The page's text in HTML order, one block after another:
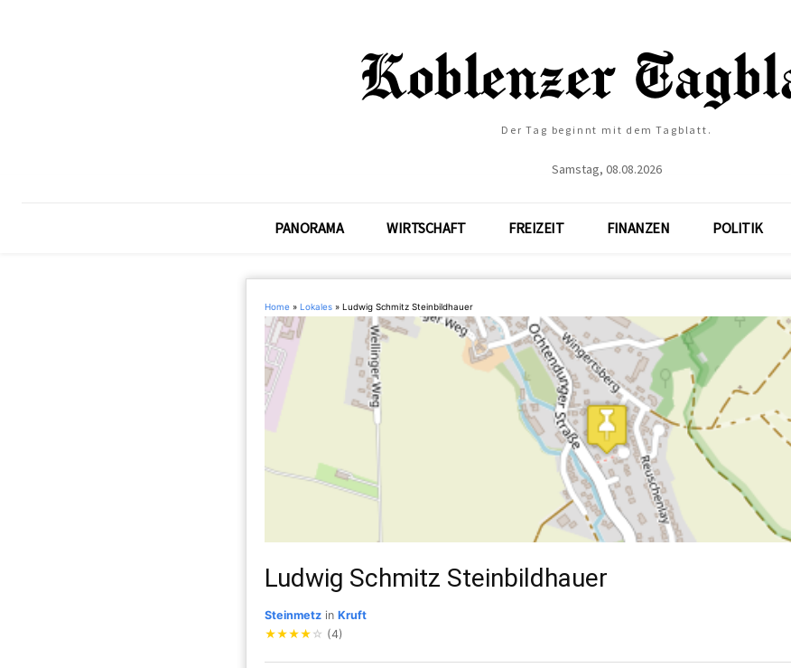
Der Tag beginnt mit dem Tagblatt.
Samstag, 08.08.2026
PANORAMA WIRTSCHAFT FREIZEIT FINANZEN POLITIK
Home » Lokales » Ludwig Schmitz Steinbildhauer
Ludwig Schmitz Steinbildhauer
Steinmetz in Kruft
★★★★ ☆ (4)